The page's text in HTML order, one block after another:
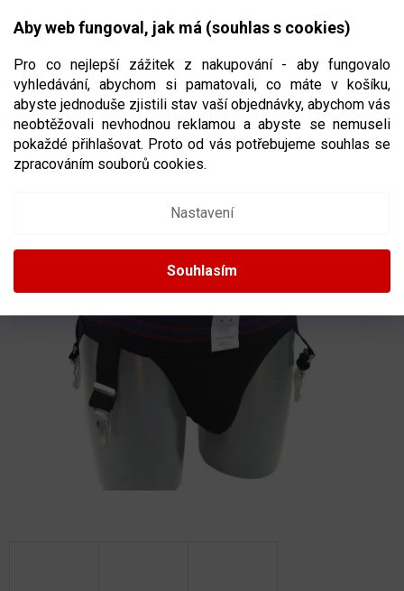
Aby web fungoval, jak má (souhlas s cookies)
Pro co nejlepší zážitek z nakupování - aby fungovalo
vyhledávání, abychom si pamatovali, co máte v košíku,
abyste jednoduše zjistili stav vaší objednávky, abychom vás
neobtěžovali nevhodnou reklamou a abyste se nemuseli
pokaždé přihlašovat. Proto od vás potřebujeme souhlas se
zpracováním souborů cookies.
Nastavení
Souhlasím
CZK
NÁKUPNÍ
HOKEJOVÝ SUSPENZOR S PODVAZKY
WINNWELL 3V1 ORIGINAL